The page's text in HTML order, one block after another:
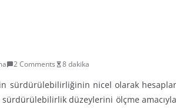
2 Comments 8 dakika
sürdürülebilirliğinin nicel olarak
düzeylerini ölçme